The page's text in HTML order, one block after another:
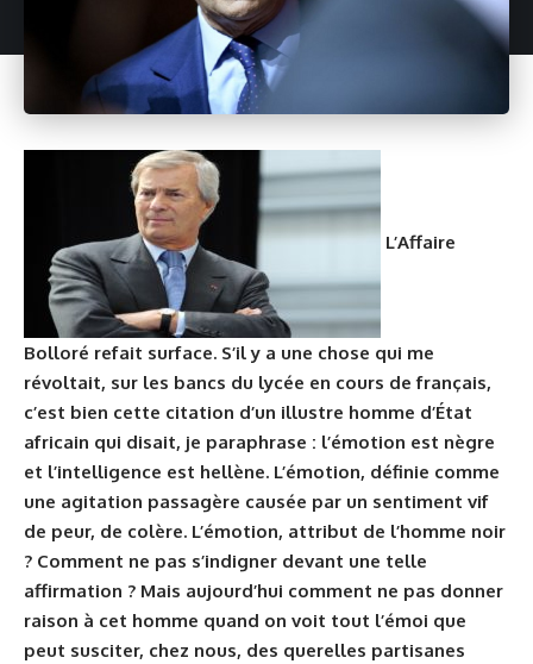
L’Affaire
Bolloré refait surface. S’il y a une chose qui me
révoltait, sur les bancs du lycée en cours de français,
c’est bien cette citation d’un illustre homme d’État
africain qui disait, je paraphrase : l’émotion est nègre
et l’intelligence est hellène. L’émotion, définie comme
une agitation passagère causée par un sentiment vif
de peur, de colère. L’émotion, attribut de l’homme noir
? Comment ne pas s’indigner devant une telle
affirmation ? Mais aujourd’hui comment ne pas donner
raison à cet homme quand on voit tout l’émoi que
peut susciter, chez nous, des querelles partisanes